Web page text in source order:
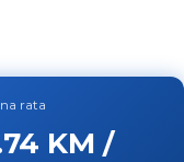
rata
KM /